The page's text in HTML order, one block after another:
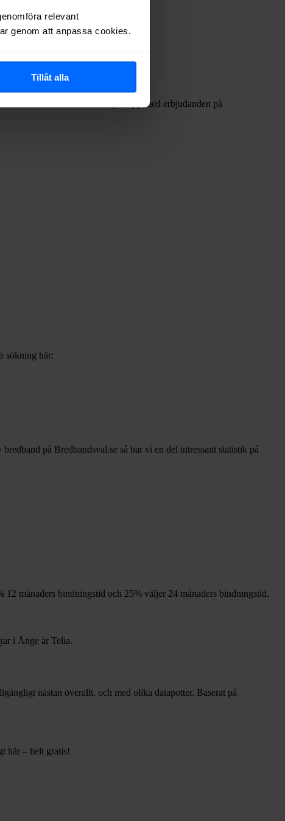
relevant
genom att anpassa cookies.
Tillåt alla
internetleverantörerna har dykt upp med erbjudanden på
sökning här:
på Bredbandsval.se så har vi en del intressant statistik på
12 månaders bindningstid och 25% väljer 24 månaders bindningstid.
i Ånge är Telia.
nästan överallt, och med olika datapotter. Baserat på
här – helt gratis!